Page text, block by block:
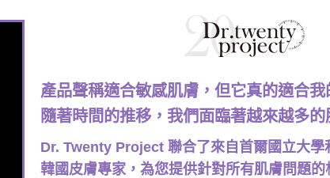
產品聲稱適合敏感肌膚，但它真的適合我
隨著時間的推移，我們面臨著越來越多的
Dr. Twenty Project 聯合了來自首爾國立大學
韓國皮膚專家，為您提供針對所有肌膚問題的